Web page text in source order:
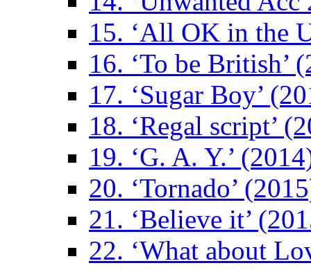
15. ‘All OK in the
16. ‘To be British’
17. ‘Sugar Boy’
18. ‘Regal script’
19. ‘G. A. Y.’
20. ‘Tornado’
21. ‘Believe it’
22. ‘What about